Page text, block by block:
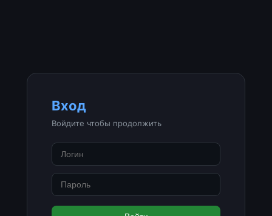
Вход
Войдите чтобы продолжить